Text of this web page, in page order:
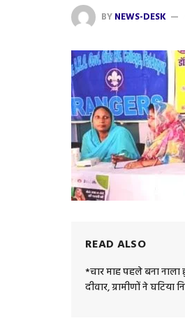
BYNEWS-DESK
READ ALSO
*चार माह पहले बना नाला
दीवार, ग्रामीणों ने घटिया